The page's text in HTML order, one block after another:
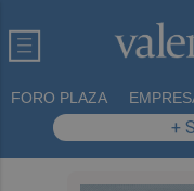
FORO PLAZA
+